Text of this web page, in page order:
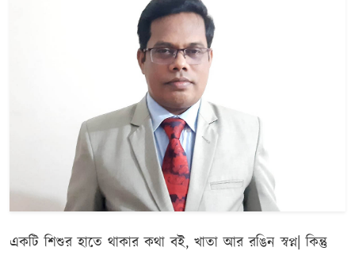
একটি শিশুর হাতে থাকার কথা বই, খাতা আর রঙিন স্বপ্ন| কিন্তু